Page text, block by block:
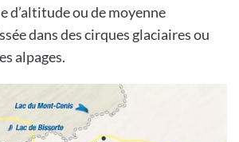
d’altitude ou de moyenne
dans des cirques glaciaires ou
alpages.